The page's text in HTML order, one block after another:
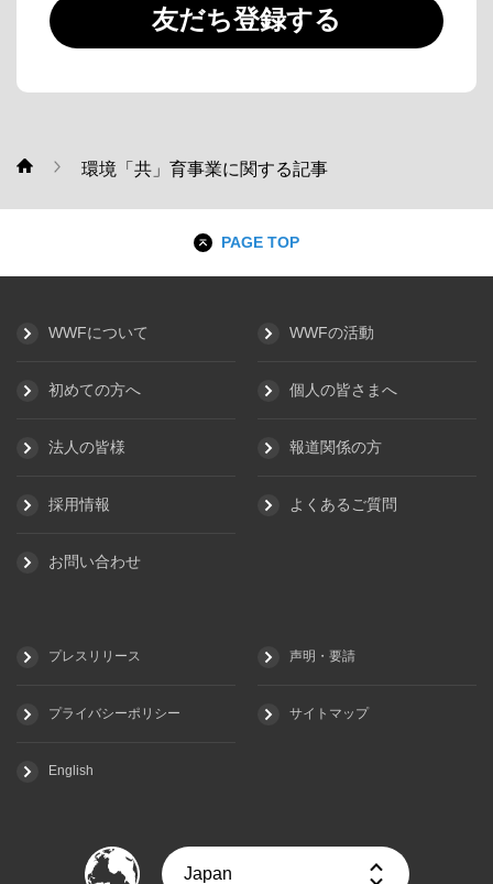
友だち登録する
WWF 環境「共」育事業に関する記事
PAGE TOP
WWFについて WWFの活動
初めての方へ 個人の皆さまへ
法人の皆様 報道関係の方
採用情報 よくあるご質問
お問い合わせ
プレスリリース 声明・要請
プライバシーポリシー サイトマップ
English